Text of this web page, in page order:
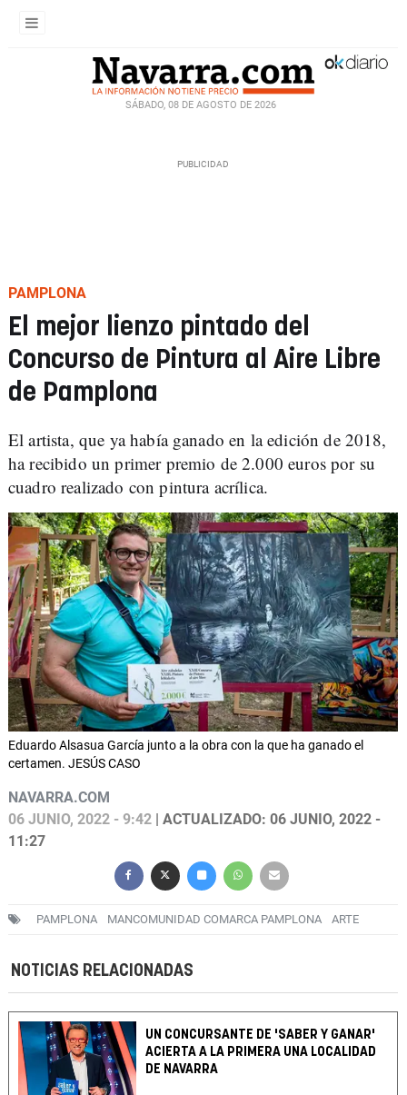
SÁBADO, 08 DE AGOSTO DE 2026
PAMPLONA
El mejor lienzo pintado del
Concurso de Pintura al Aire Libre
de Pamplona
El artista, que ya había ganado en la edición de 2018,
ha recibido un primer premio de 2.000 euros por su
cuadro realizado con pintura acrílica.
Eduardo Alsasua García junto a la obra con la que ha ganado el
certamen. JESÚS CASO
NAVARRA.COM
06 JUNIO, 2022 - 9:42 | ACTUALIZADO: 06 JUNIO, 2022 -
11:27
PAMPLONA MANCOMUNIDAD COMARCA PAMPLONA ARTE
NOTICIAS RELACIONADAS
UN CONCURSANTE DE 'SABER Y GANAR'
ACIERTA A LA PRIMERA UNA LOCALIDAD
DE NAVARRA